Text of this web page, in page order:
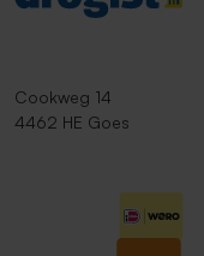
Cookweg 14
4462 HE Goes